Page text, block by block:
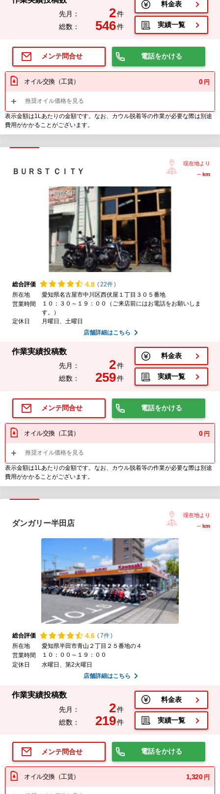
先月： 2件
総数：
546件
料金表
実績一覧
メンテ問合せ 電話をかける
オイル交換（工賃） 0 円
推奨オイル価格を見る
表示金額は1Lあたりの金額です。なお、カウル脱着等の作業が必要な際は別途
費用がかかることがございます。
ＢＵＲＳＴ ＣＩＴＹ
現在地より
-- km
総合評価 4.8 (22件)
所在地
愛知県名古屋市中川区西伏屋１丁目３０５番地
営業時間
１０：３０～１９：００（ご来店前にはお電話をお願いしま
す。）
定休日
月曜日、土曜日
店舗詳細はこちら
作業実績投稿数
先月： 2件
総数：
259件
料金表
実績一覧
メンテ問合せ 電話をかける
オイル交換（工賃） 0 円
推奨オイル価格を見る
表示金額は1Lあたりの金額です。なお、カウル脱着等の作業が必要な際は別途
費用がかかることがございます。
ダンガリー半田店
現在地より
-- km
総合評価 4.6 (7件)
所在地
愛知県半田市青山２丁目２５番地の４
営業時間
１０：００～１９：００
定休日
水曜日、第2火曜日
店舗詳細はこちら
作業実績投稿数
先月： 2件
総数：
219件
料金表
実績一覧
メンテ問合せ 電話をかける
オイル交換（工賃） 1,320 円